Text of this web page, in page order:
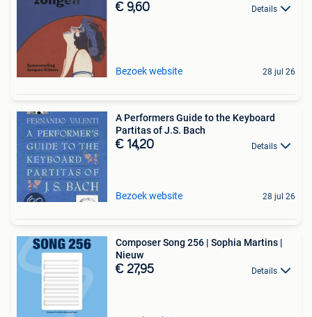
€ 9,60 Details
Bezoek website 28 jul 26
A Performers Guide to the Keyboard
Partitas of J.S. Bach
€ 14,20 Details
Bezoek website 28 jul 26
Composer Song 256 | Sophia Martins |
Nieuw
€ 27,95 Details